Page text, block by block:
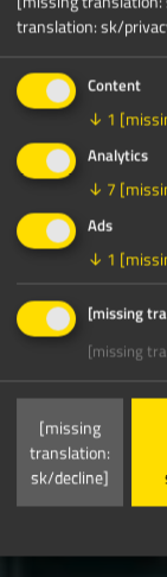
translation: sk/
Content
↓ 1
Analytics
↓ 7
Ads
↓ 1
[missing
[missing
[missing
translation:
sk/decline]